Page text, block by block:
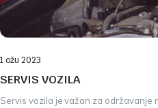
1 ožu 2023
SERVIS VOZILA
Servis vozila je važan za održavanje